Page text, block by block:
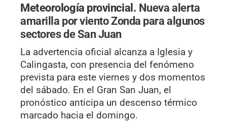
Meteorología provincial. Nueva alerta
amarilla por viento Zonda para algunos
sectores de San Juan
La advertencia oficial alcanza a Iglesia y
Calingasta, con presencia del fenómeno
prevista para este viernes y dos momentos
del sábado. En el Gran San Juan, el
pronóstico anticipa un descenso térmico
marcado hacia el domingo.